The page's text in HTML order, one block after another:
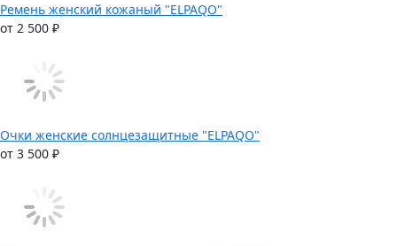
Ремень женский кожаный "ELPAQO"
от 2 500 ₽
Очки женские солнцезащитные "ELPAQO"
от 3 500 ₽